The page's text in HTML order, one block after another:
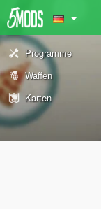
Programme
Waffen
Karten